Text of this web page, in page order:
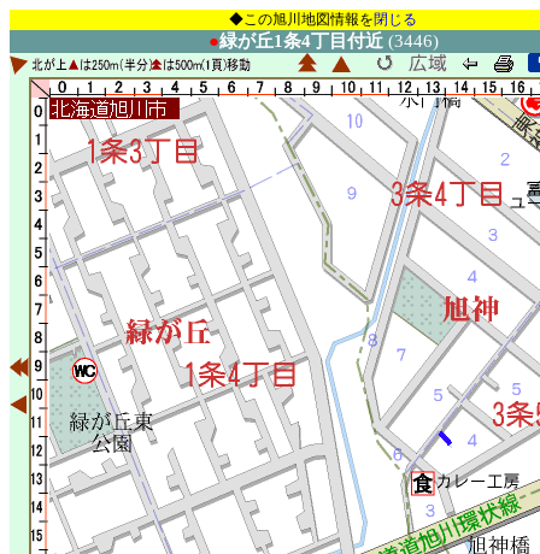
◆この旭川地図情報を閉じる
●緑が丘1条4丁目付近(3446)